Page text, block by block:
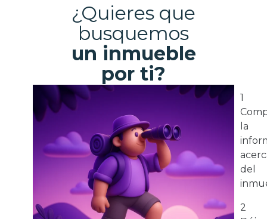
¿Quieres que
busquemos
un inmueble
por ti?
1
la
del
2